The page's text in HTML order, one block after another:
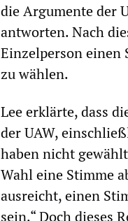
die Argumente der
antworten. Nach
Einzelperson einen
zu wählen.
Lee erklärte, dass
der UAW,
haben nicht
Wahl eine Stimme
ausreicht, einen
sein.“ Doch dieses